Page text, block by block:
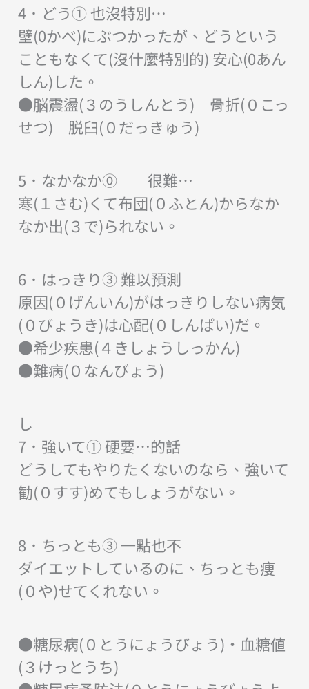
4．どう① 也沒特別…
壁(0かべ)にぶつかったが、どうという
こともなくて(沒什麼特別的) 安心(0あん
しん)した。
●脳震盪(３のうしんとう) 骨折(０こっ
せつ) 脱臼(０だっきゅう)
5．なかなか⓪ 很難…
寒(１さむ)くて布団(０ふとん)からなか
なか出(３で)られない。
6．はっきり③ 難以預測
原因(０げんいん)がはっきりしない病気
(０びょうき)は心配(０しんぱい)だ。
●希少疾患(４きしょうしっかん)
●難病(０なんびょう)
し
7．強いて① 硬要…的話
どうしてもやりたくないのなら、強いて
勧(０すす)めてもしょうがない。
8．ちっとも③ 一點也不
ダイエットしているのに、ちっとも痩
(０や)せてくれない。
●糖尿病(０とうにょうびょう)・血糖値
(３けっとうち)